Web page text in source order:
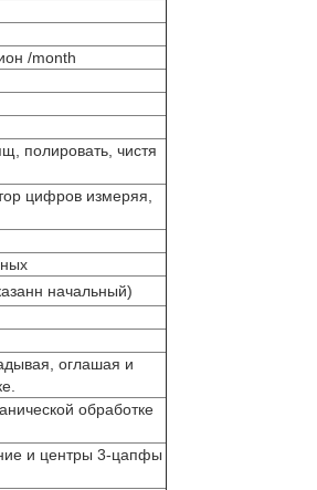
/month
полировать, чистя
цифров измеряя,
начальный)
оглашая и
обработке
и центры 3-цапфы